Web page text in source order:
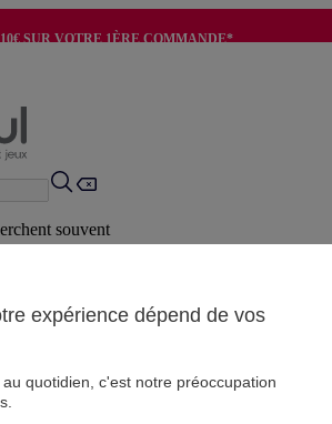
SUR VOTRE 1ÈRE COMMANDE*
souvent
expérience dépend de vos
quotidien, c'est notre préoccupation